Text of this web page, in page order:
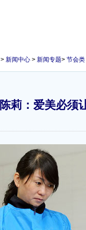
> 新闻中心 > 新闻专题> 节会类
陈莉：爱美必须